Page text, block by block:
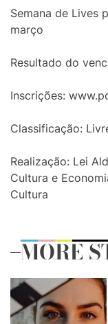
Semana de Lives
março
Resultado do
Inscrições:
Classificação:
Realização: Lei
Cultura e
Cultura
MORE